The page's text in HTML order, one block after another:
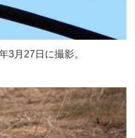
3月27日に撮影。